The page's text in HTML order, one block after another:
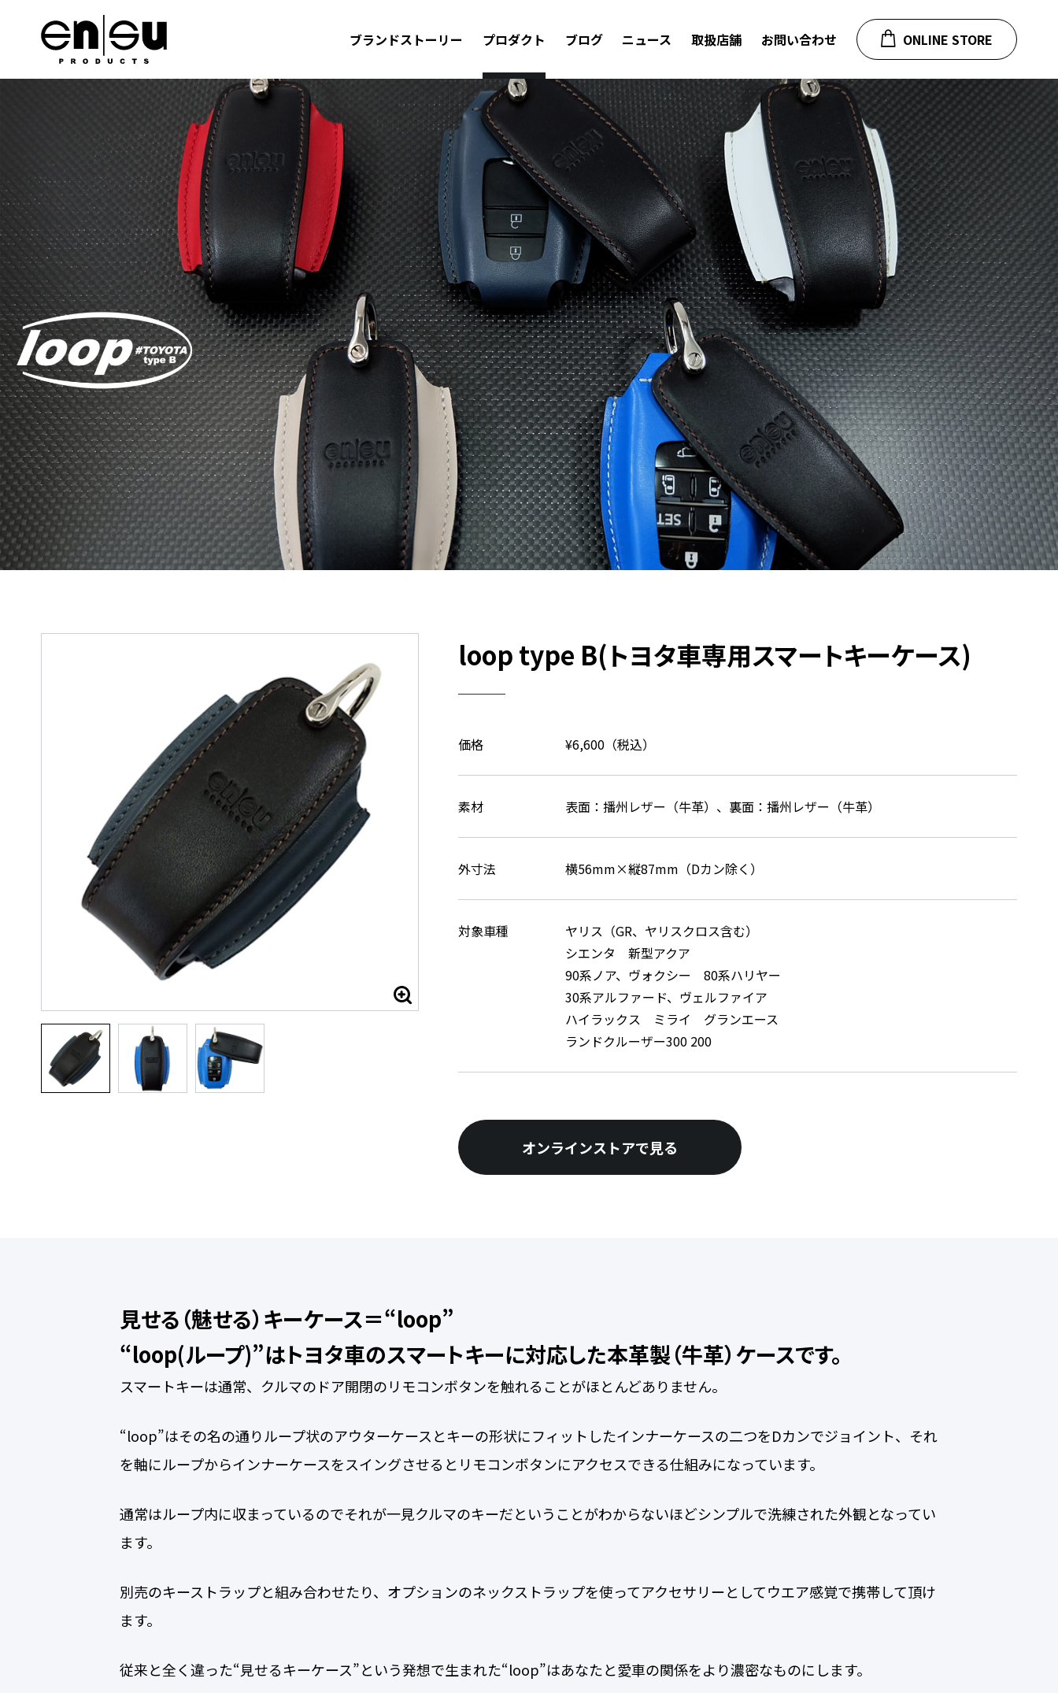
ブランドストーリー プロダクト
キーケース キーカバー キーストラップ
国内メーカー
スズキ
トヨタ ホンダ マツダ
海外メーカー
アルファロメオ
BMW ルノー
プジョー・シトロエン
メルセデス・ベンツ
スマート フィアット ジープ・ダッジ
ブログ ニュース 取扱店舗 お問い合わせ ONLINE STORE
loop type B(トヨタ車専用スマートキーケース)
価格 ¥6,600（税込）
素材 表面：播州レザー（牛革）、裏面：播州レザー（牛革）
外寸法 横56mm×縦87mm（Dカン除く）
対象車種
ヤリス（GR、ヤリスクロス含む）
シエンタ 新型アクア
90系ノア、ヴォクシー 80系ハリヤー
30系アルファード、ヴェルファイア
ハイラックス ミライ グランエース
ランドクルーザー300 200
オンラインストアで見る
見せる（魅せる）キーケース＝“loop”
“loop(ループ)”はトヨタ車のスマートキーに対応した本革製（牛革）ケースです。
スマートキーは通常、クルマのドア開閉のリモコンボタンを触れることがほとんどありません。
“loop”はその名の通りループ状のアウターケースとキーの形状にフィットしたインナーケースの二つをDカンでジョイント、それ
を軸にループからインナーケースをスイングさせるとリモコンボタンにアクセスできる仕組みになっています。
通常はループ内に収まっているのでそれが一見クルマのキーだということがわからないほどシンプルで洗練された外観となってい
ます。
別売のキーストラップと組み合わせたり、オプションのネックストラップを使ってアクセサリーとしてウエア感覚で携帯して頂け
ます。
従来と全く違った“見せるキーケース”という発想で生まれた“loop”はあなたと愛車の関係をより濃密なものにします。